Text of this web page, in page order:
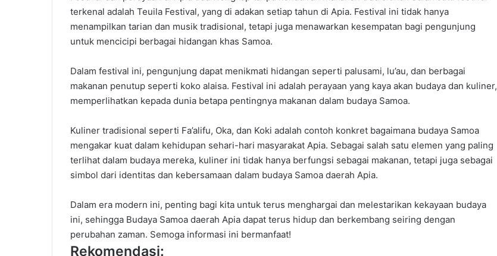
terkenal adalah Teuila Festival, yang di adakan setiap tahun di Apia. Festival ini tidak hanya
menampilkan tarian dan musik tradisional, tetapi juga menawarkan kesempatan bagi pengunjung
untuk mencicipi berbagai hidangan khas Samoa.
Dalam festival ini, pengunjung dapat menikmati hidangan seperti palusami, lu’au, dan berbagai
makanan penutup seperti koko alaisa. Festival ini adalah perayaan yang kaya akan budaya dan kuliner,
memperlihatkan kepada dunia betapa pentingnya makanan dalam budaya Samoa.
Kuliner tradisional seperti Fa’alifu, Oka, dan Koki adalah contoh konkret bagaimana budaya Samoa
mengakar kuat dalam kehidupan sehari-hari masyarakat Apia. Sebagai salah satu elemen yang paling
terlihat dalam budaya mereka, kuliner ini tidak hanya berfungsi sebagai makanan, tetapi juga sebagai
simbol dari identitas dan kebersamaan dalam budaya Samoa daerah Apia.
Dalam era modern ini, penting bagi kita untuk terus menghargai dan melestarikan kekayaan budaya
ini, sehingga Budaya Samoa daerah Apia dapat terus hidup dan berkembang seiring dengan
perubahan zaman. Semoga informasi ini bermanfaat!
Rekomendasi: